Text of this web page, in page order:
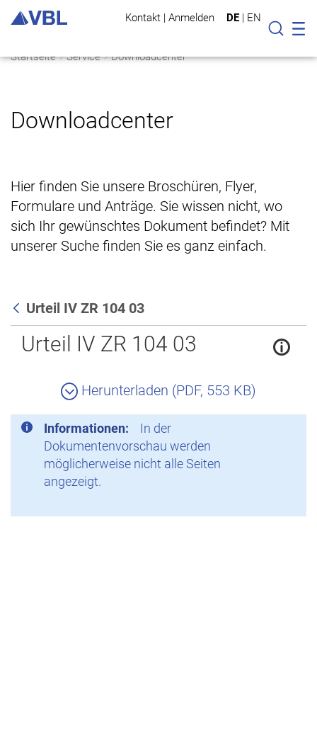
Kontakt | Anmelden DE | EN
Suche
Startseite Service Downloadcenter
Downloadcenter
Hier finden Sie unsere Broschüren, Flyer,
Formulare und Anträge. Sie wissen nicht, wo
sich Ihr gewünschtes Dokument befindet? Mit
unserer Suche finden Sie es ganz einfach.
Zurück
Urteil IV ZR 104 03
Urteil IV ZR 104 03
Herunterladen (PDF, 553 KB)
Informationen:
In der
Dokumentenvorschau werden
möglicherweise nicht alle Seiten
angezeigt.